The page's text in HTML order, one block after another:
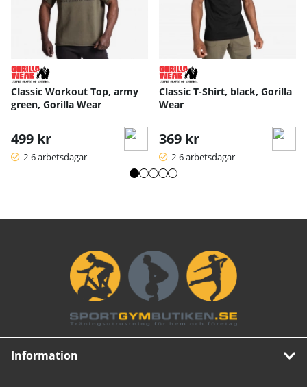
Classic Workout Top, army
green, Gorilla Wear
499 kr
2-6 arbetsdagar
Classic T-Shirt, black, Gorilla
Wear
369 kr
2-6 arbetsdagar
Information